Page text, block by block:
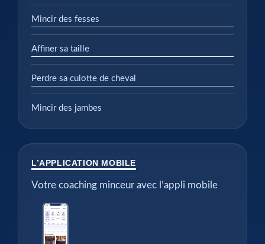
Mincir des fesses
Affiner sa taille
Perdre sa culotte de cheval
Mincir des jambes
L’APPLICATION MOBILE
Votre coaching minceur avec l’appli mobile